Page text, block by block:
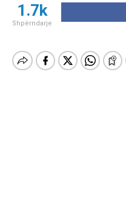
1.7k
Shpërndarje